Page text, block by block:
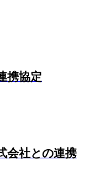
携協定
会社との連携